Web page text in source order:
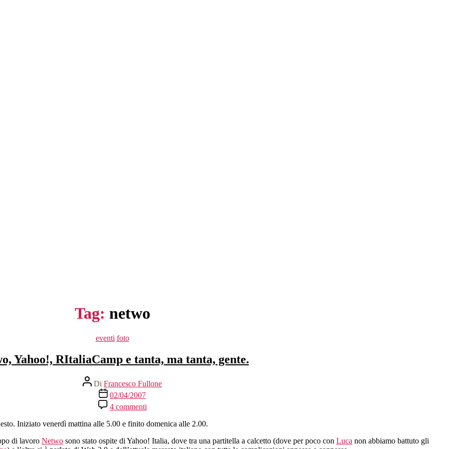
Tag: netwo
Categorie
eventi foto
Yahoo!, RItaliaCamp e tanta, ma tanta, gente.
Autore
articolo
Di Francesco Fullone
Data
dell'articolo
02/04/2007
4 commentisu
Netwo,
Yahoo!,
e
Iniziato venerdì mattina alle 5.00 e finito domenica alle 2.00.
di lavoro Netwo sono stato ospite di Yahoo! Italia, dove tra una partitella a calcetto (dove per poco con Luca non abbiamo battuto gli